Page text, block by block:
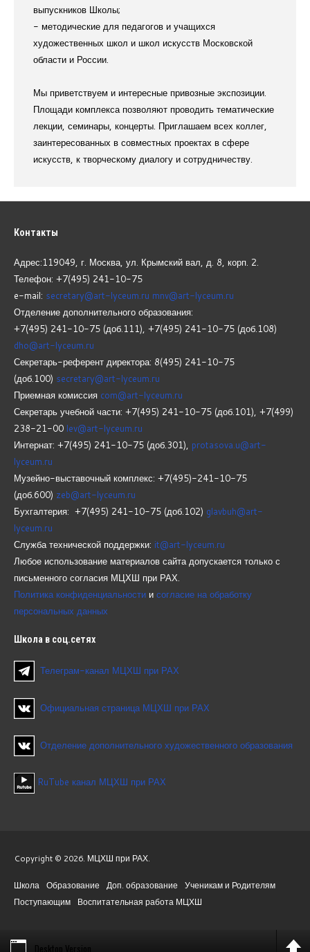
выпускников Школы;
- методические для педагогов и учащихся
художественных школ и школ искусств Московской
области и России.
Мы приветствуем и интересные привозные экспозиции.
Площади комплекса позволяют проводить тематические
лекции, семинары, концерты. Приглашаем всех коллег,
заинтересованных в совместных проектах в сфере
искусств, к творческому диалогу и сотрудничеству.
Контакты
Адрес:119049, г. Москва, ул. Крымский вал, д. 8, корп. 2.
Телефон: +7(495) 241-10-75
e-mail: secretary@art-lyceum.ru mnv@art-lyceum.ru
Отделение дополнительного образования:
+7(495) 241-10-75 (доб.111), +7(495) 241-10-75 (доб.108)
dho@art-lyceum.ru
Секретарь-референт директора: 8(495) 241-10-75
(доб.100) secretary@art-lyceum.ru
Приемная комиссия com@art-lyceum.ru
Секретарь учебной части: +7(495) 241-10-75 (доб.101), +7(499)
238-21-00 lev@art-lyceum.ru
Интернат: +7(495) 241-10-75 (доб.301), protasova.u@art-
lyceum.ru
Музейно-выставочный комплекс: +7(495)-241-10-75
(доб.600) zeb@art-lyceum.ru
Бухгалтерия: +7(495) 241-10-75 (доб.102) glavbuh@art-
lyceum.ru
Служба технической поддержки: it@art-lyceum.ru
Любое использование материалов сайта допускается только с
письменного согласия МЦХШ при РАХ.
Политика конфиденциальности и согласие на обработку
персональных данных
Школа в соц.сетях
Телеграм-канал МЦХШ при РАХ
Официальная страница МЦХШ при РАХ
Отделение дополнительного художественного образования
RuTube канал МЦХШ при РАХ
Copyright © 2026. МЦХШ при РАХ.
Школа Образование Доп. образование
Ученикам и Родителям
Поступающим
Воспитательная работа МЦХШ
Desktop Version